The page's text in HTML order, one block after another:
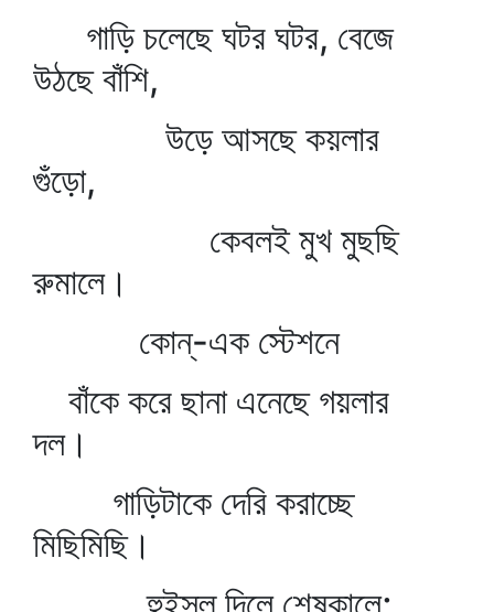
গাড়ি চলেছে ঘটর ঘটর, বেজে
উঠছে বাঁশি,
উড়ে আসছে কয়লার
গুঁড়ো,
কেবলই মুখ মুছছি
রুমালে।
কোন্‌-এক স্টেশনে
বাঁকে করে ছানা এনেছে গয়লার
দল।
গাড়িটাকে দেরি করাচ্ছে
মিছিমিছি।